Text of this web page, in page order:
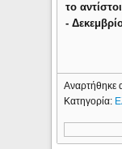
το
-
Αναρτήθηκε
Κατηγορία: